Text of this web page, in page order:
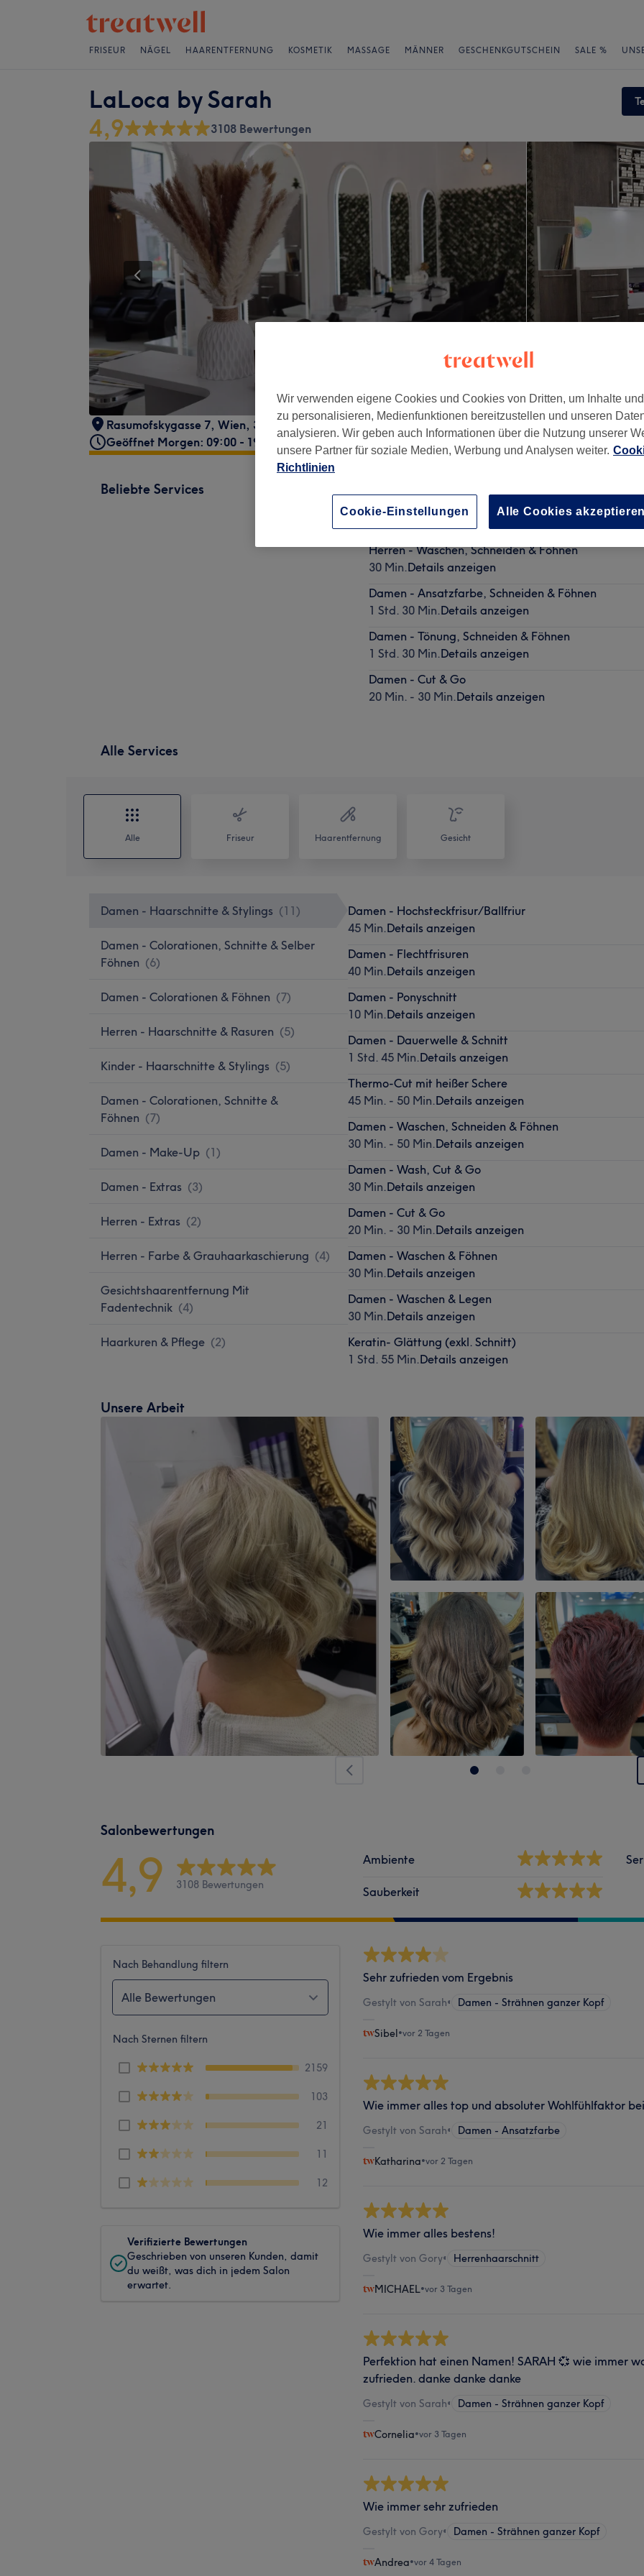
FRISEUR NÄGEL HAARENTFERNUNG KOSMETIK MASSAGE MÄNNER GESCHENKGUTSCHEIN SALE %
LaLoca by Sarah
4,9 3108 Bewertungen
Rasumofskygasse 7, Wien, 3. Bezirk , 1030
Geöffnet Morgen: 09:00 - 19:00
Beliebte Services
Tönung;Glossing)
Herren - Waschen, Schneiden & Föhnen
30 Min.Details anzeigen
Damen - Ansatzfarbe, Schneiden & Föhnen
1 Std. 30 Min.Details anzeigen
Damen - Tönung, Schneiden & Föhnen
1 Std. 30 Min.Details anzeigen
Damen - Cut & Go
20 Min. - 30 Min.Details anzeigen
Alle Services
Alle Friseur Haarentfernung Gesicht
Damen - Haarschnitte & Stylings (11 )
Damen - Colorationen, Schnitte & Selber
Föhnen (6)
Damen - Colorationen & Föhnen (7)
Herren - Haarschnitte & Rasuren (5)
Kinder - Haarschnitte & Stylings (5)
Damen - Colorationen, Schnitte &
Föhnen (7)
Damen - Make-Up (1)
Damen - Extras (3)
Herren - Extras (2)
Herren - Farbe & Grauhaarkaschierung (4)
Gesichtshaarentfernung Mit
Fadentechnik (4)
Haarkuren & Pflege (2)
Damen - Hochsteckfrisur/Ballfriur
45 Min.Details anzeigen
Damen - Flechtfrisuren
40 Min.Details anzeigen
Damen - Ponyschnitt
10 Min.Details anzeigen
Damen - Dauerwelle & Schnitt
1 Std. 45 Min.Details anzeigen
Thermo-Cut mit heißer Schere
45 Min. - 50 Min.Details anzeigen
Damen - Waschen, Schneiden & Föhnen
30 Min. - 50 Min.Details anzeigen
Damen - Wash, Cut & Go
30 Min.Details anzeigen
Damen - Cut & Go
20 Min. - 30 Min.Details anzeigen
Damen - Waschen & Föhnen
30 Min.Details anzeigen
Damen - Waschen & Legen
30 Min.Details anzeigen
Keratin- Glättung (exkl. Schnitt)
1 Std. 55 Min.Details anzeigen
Unsere Arbeit
Salonbewertungen
4,9 3108 Bewertungen
Ambiente
Sauberkeit
Nach Behandlung filtern
Alle Bewertungen
Nach Sternen filtern
2159
103
21
11
12
Verifizierte Bewertungen
Geschrieben von unseren Kunden, damit
du weißt, was dich in jedem Salon
erwartet.
Sehr zufrieden vom Ergebnis
Gestylt von Sarah• Damen - Strähnen ganzer Kopf
Sibel•vor 2 Tagen
Wie immer alles top und absoluter Wohlfühlfaktor
Gestylt von Sarah• Damen - Ansatzfarbe
Katharina•vor 2 Tagen
Wie immer alles bestens!
Gestylt von Gory• Herrenhaarschnitt
MICHAEL•vor 3 Tagen
Perfektion hat einen Namen! SARAH 💞 wie immer
zufrieden. danke danke danke
Gestylt von Sarah• Damen - Strähnen ganzer Kopf
Cornelia•vor 3 Tagen
Wie immer sehr zufrieden
Gestylt von Gory• Damen - Strähnen ganzer Kopf
Andrea•vor 4 Tagen
Wir verwenden eigene Cookies und Cookies von Dritten, um Inhalte
zu personalisieren, Medienfunktionen bereitzustellen und unseren
analysieren. Wir geben auch Informationen über die Nutzung unserer
unsere Partner für soziale Medien, Werbung und Analysen weiter.
Richtlinien
Alle Cookies
Cookie-Einstellungen